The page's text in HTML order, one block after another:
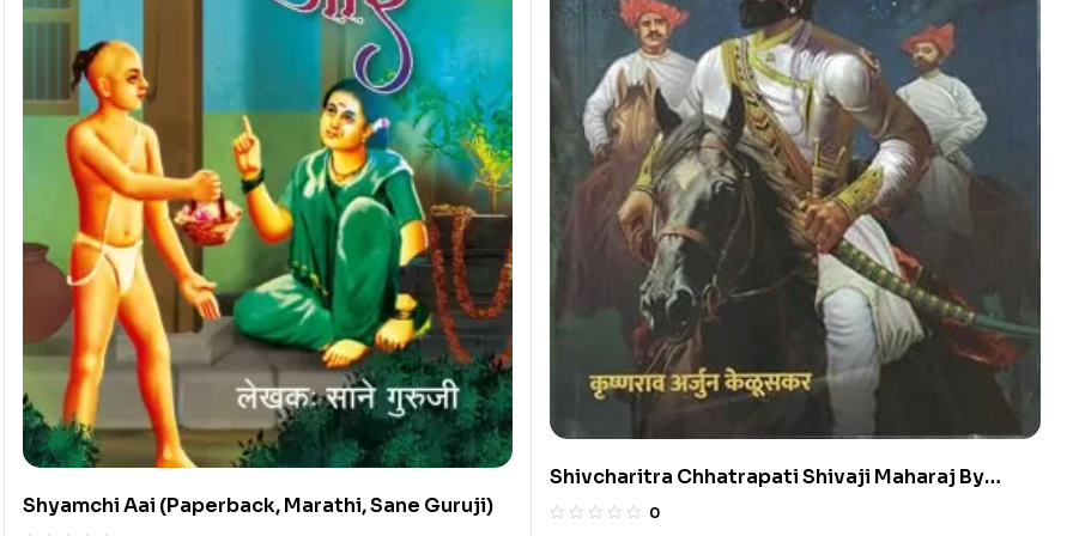
Shyamchi Aai (Paperback, Marathi, Sane Guruji)
Shivcharitra Chhatrapati Shivaji Maharaj By
Krushnarav Arjun Keluskar | छत्रपती शिवाजी महाराज
0